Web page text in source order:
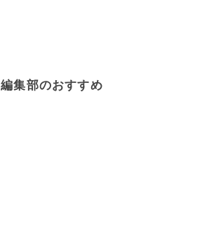
編集部のおすすめ